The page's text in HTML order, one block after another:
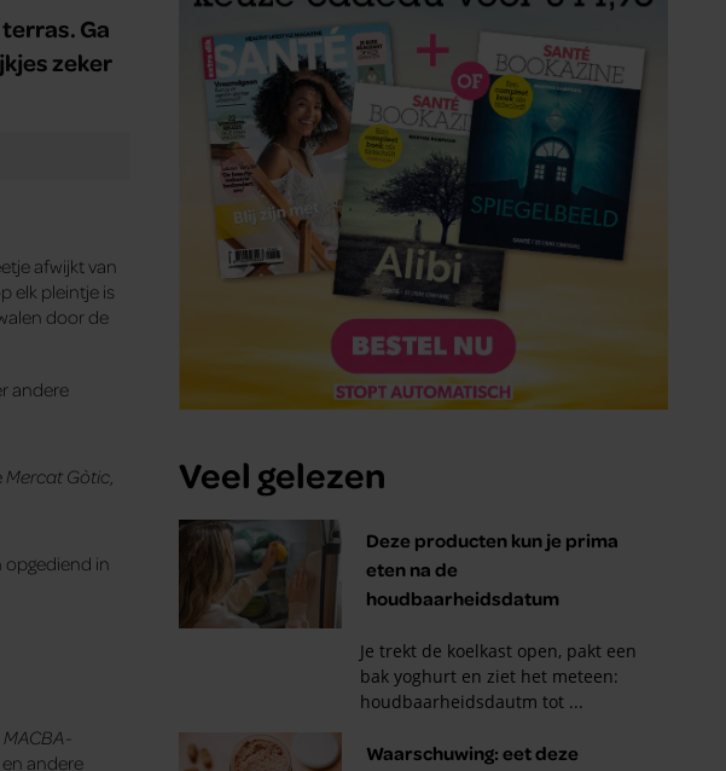
Ga
zeker
afwijkt van
elk pleintje is
door de
andere
Mercat Gòtic,
opgediend in
MACBA-
andere